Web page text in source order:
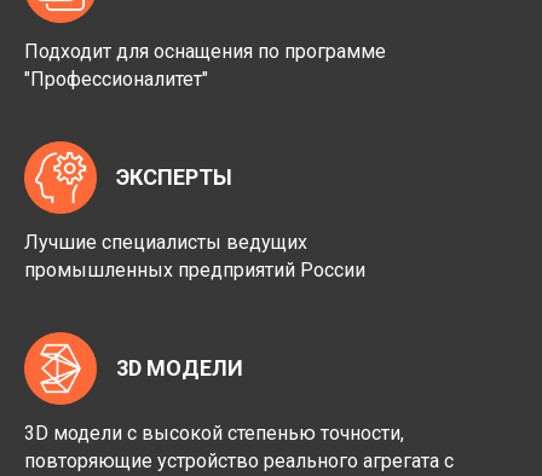
Подходит для оснащения по программе
"Профессионалитет"
ЭКСПЕРТЫ
Лучшие специалисты ведущих
промышленных предприятий России
3D МОДЕЛИ
3D модели с высокой степенью точности,
повторяющие устройство реального агрегата с